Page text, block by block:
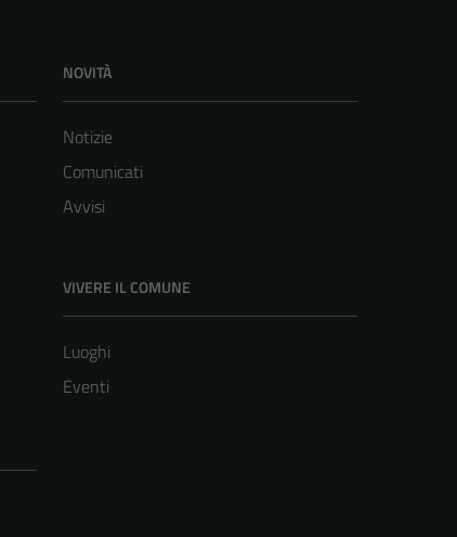
NOVITÀ
Notizie
Comunicati
Avvisi
VIVERE IL COMUNE
Luoghi
Eventi